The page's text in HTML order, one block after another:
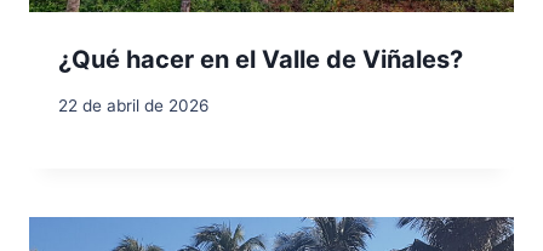
¿Qué hacer en el Valle de Viñales?
22 de abril de 2026